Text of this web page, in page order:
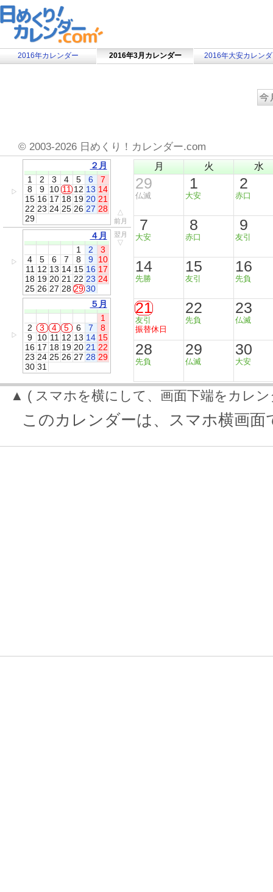
2016年カレンダー 2016年3月カレンダー 2016年大安カレン
© 2003-2026 日めくり！カレンダー.com
▷
２月
1
2 3 4 5 6
7
8
9 10 11 12 13 14
15 16 17 18 19 20 21
22 23 24 25 26 27 28
29
△
前月
▷
４月
1
2
3
4
5 6 7 8 9
10
11 12 13 14 15 16 17
18 19 20 21 22 23 24
25 26 27 28 29 30
翌月
▽
▷
５月
1
2
3 4 5 6 7
8
9 10 11 12 13 14 15
16 17 18 19 20 21 22
23 24 25 26 27 28 29
30 31
月 火 水
29
仏滅
1
大安
2
赤口
7
大安
8
赤口
9
友引
14
先勝
15
友引
16
先負
21
友引
振替休日
22
先負
23
仏滅
28
先負
29
仏滅
30
大安
▲ ( スマホを横にして、画面下端をカレ
このカレンダーは、スマホ横画面